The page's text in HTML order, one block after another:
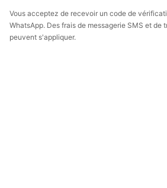
Vous acceptez de recevoir un code de
WhatsApp. Des frais de messagerie SMS et de
peuvent s'appliquer.